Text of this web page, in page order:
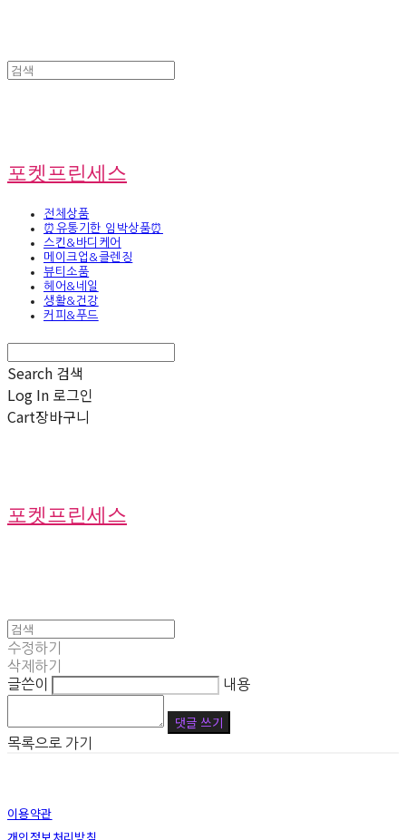
포켓프린세스
전체상품
⏰유통기한 임박상품⏰
스킨&바디케어
메이크업&클렌징
뷰티소품
헤어&네일
생활&건강
커피&푸드
Search 검색
Log In 로그인
Cart장바구니
포켓프린세스
수정하기
삭제하기
글쓴이
내용
댓글 쓰기
목록으로 가기
이용약관